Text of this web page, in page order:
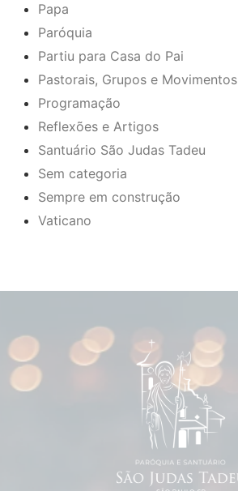
Papa
Paróquia
Partiu para Casa do Pai
Pastorais, Grupos e Movimentos
Programação
Reflexões e Artigos
Santuário São Judas Tadeu
Sem categoria
Sempre em construção
Vaticano